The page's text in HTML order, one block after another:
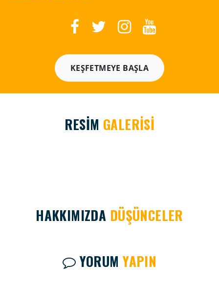
KEŞFETMEYE BAŞLA
RESİM GALERİSİ
HAKKIMIZDA DÜŞÜNCELER
YORUMYAPIN